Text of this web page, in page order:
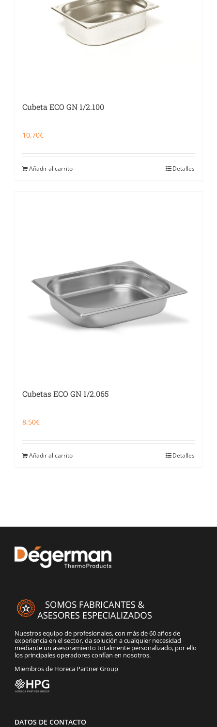
Cubeta ECO GN 1/2.100
10,70€
Añadir al carrito Detalles
Cubetas ECO GN 1/2.065
8,50€
Añadir al carrito Detalles
Nuestros equipo de profesionales, con más de 60 años de
experiencia en el sector, da solución a cualquier necesidad
mediante un asesoramiento totalmente personalizado, por ello
los principales operadores confían en nosotros.
Miembros de Horeca Partner Group
DATOS DE CONTACTO